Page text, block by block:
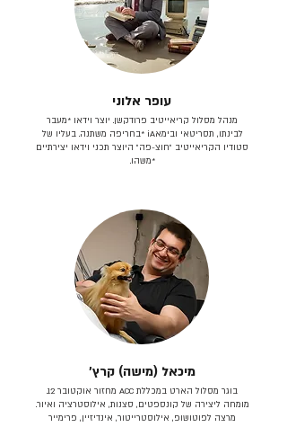
עופר אלוני
מנהל מסלול קריאייטיב פרודקשן. יוצר וידאו *מעבר
לבינתו, תסריטאי וב​ימאiA‎ *בחריפה משתנה. בעליו של
סטודיו הקריאייטיב ״חוצ-פה״ היוצר תכני וידאו יצירתיים
*משהו.
מיכאל (מישה) קרץ׳
בוגר מסלול הארט במכללת ACC מחזור אוקטובר 12.
מומחה ליצירה של קונספטים, סצנות, אילוסטרציה ואיור.
מרצה לפוטושופ, אילוסטרייטור, אינדיזיין, פרימייר